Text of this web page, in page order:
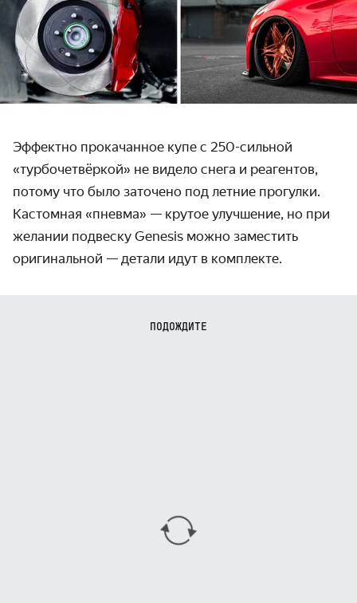
Эффектно прокачанное купе с 250-сильной
«турбочетвёркой» не видело снега и реагентов,
потому что было заточено под летние прогулки.
Кастомная «пневма» — крутое улучшение, но при
желании подвеску Genesis можно заместить
оригинальной — детали идут в комплекте.
ПОДОЖДИТЕ